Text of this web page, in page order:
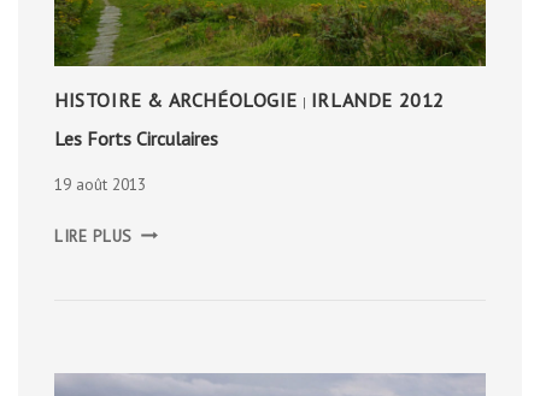
HISTOIRE & ARCHÉOLOGIE | IRLANDE 2012
Les Forts Circulaires
19 août 2013
LIRE PLUS FORTS